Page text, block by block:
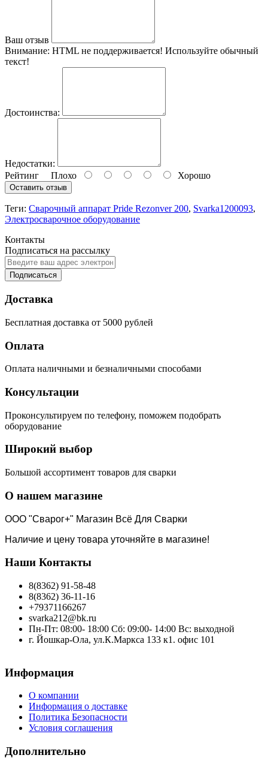
Ваш отзыв
Внимание: HTML не поддерживается! Используйте обычный
текст!
Достоинства:
Недостатки:
Рейтинг Плохо Хорошо
Оставить отзыв
Теги: Сварочный аппарат Pride Rezonver 200, Svarka1200093,
Электросварочное оборудование
Контакты
Подписаться на рассылку
Подписаться
Доставка
Бесплатная доставка от 5000 рублей
Оплата
Оплата наличными и безналичными способами
Консультации
Проконсультируем по телефону, поможем подобрать
оборудование
Широкий выбор
Большой ассортимент товаров для сварки
О нашем магазине
ООО "Сварог+" Магазин Всё Для Сварки
Наличие и цену товара уточняйте в магазине!
Наши Контакты
8(8362) 91-58-48
8(8362) 36-11-16
+79371166267
svarka212@bk.ru
Пн-Пт: 08:00- 18:00 Сб: 09:00- 14:00 Вс: выходной
г. Йошкар-Ола, ул.К.Маркса 133 к1. офис 101
Информация
О компании
Информация о доставке
Политика Безопасности
Условия соглашения
Дополнительно